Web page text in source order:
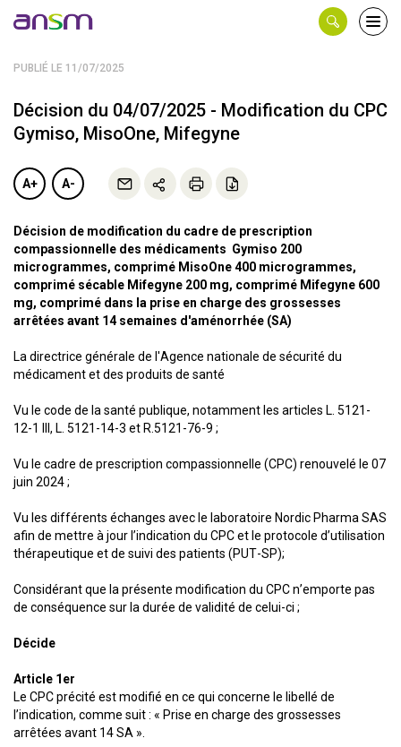
PUBLIÉ LE 11/07/2025
Décision du 04/07/2025 - Modification du CPC
Gymiso, MisoOne, Mifegyne
A+ A-
Décision de modification du cadre de prescription
compassionnelle des médicaments Gymiso 200
microgrammes, comprimé MisoOne 400 microgrammes,
comprimé sécable Mifegyne 200 mg, comprimé Mifegyne 600
mg, comprimé dans la prise en charge des grossesses
arrêtées avant 14 semaines d'aménorrhée (SA)
La directrice générale de l'Agence nationale de sécurité du
médicament et des produits de santé
Vu le code de la santé publique, notamment les articles L. 5121-
12-1 III, L. 5121-14-3 et R.5121-76-9 ;
Vu le cadre de prescription compassionnelle (CPC) renouvelé le 07
juin 2024 ;
Vu les différents échanges avec le laboratoire Nordic Pharma SAS
afin de mettre à jour l’indication du CPC et le protocole d’utilisation
thérapeutique et de suivi des patients (PUT-SP);
Considérant que la présente modification du CPC n’emporte pas
de conséquence sur la durée de validité de celui-ci ;
Décide
Article 1er
Le CPC précité est modifié en ce qui concerne le libellé de
l’indication, comme suit : « Prise en charge des grossesses
arrêtées avant 14 SA ».